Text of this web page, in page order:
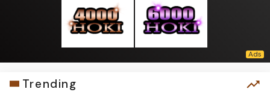
Trending